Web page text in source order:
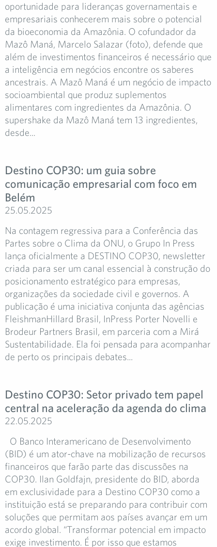
oportunidade para lideranças governamentais e
empresariais conhecerem mais sobre o potencial
da bioeconomia da Amazônia. O cofundador da
Mazô Maná, Marcelo Salazar (foto), defende que
além de investimentos financeiros é necessário que
a inteligência em negócios encontre os saberes
ancestrais. A Mazô Maná é um negócio de impacto
socioambiental que produz suplementos
alimentares com ingredientes da Amazônia. O
supershake da Mazô Maná tem 13 ingredientes,
desde...
Destino COP30: um guia sobre
comunicação empresarial com foco em
Belém
25.05.2025
Na contagem regressiva para a Conferência das
Partes sobre o Clima da ONU, o Grupo In Press
lança oficialmente a DESTINO COP30, newsletter
criada para ser um canal essencial à construção do
posicionamento estratégico para empresas,
organizações da sociedade civil e governos. A
publicação é uma iniciativa conjunta das agências
FleishmanHillard Brasil, InPress Porter Novelli e
Brodeur Partners Brasil, em parceria com a Mirá
Sustentabilidade. Ela foi pensada para acompanhar
de perto os principais debates...
Destino COP30: Setor privado tem papel
central na aceleração da agenda do clima
22.05.2025
O Banco Interamericano de Desenvolvimento
(BID) é um ator-chave na mobilização de recursos
financeiros que farão parte das discussões na
COP30. Ilan Goldfajn, presidente do BID, aborda
em exclusividade para a Destino COP30 como a
instituição está se preparando para contribuir com
soluções que permitam aos países avançar em um
acordo global. “Transformar potencial em impacto
exige investimento. É por isso que estamos